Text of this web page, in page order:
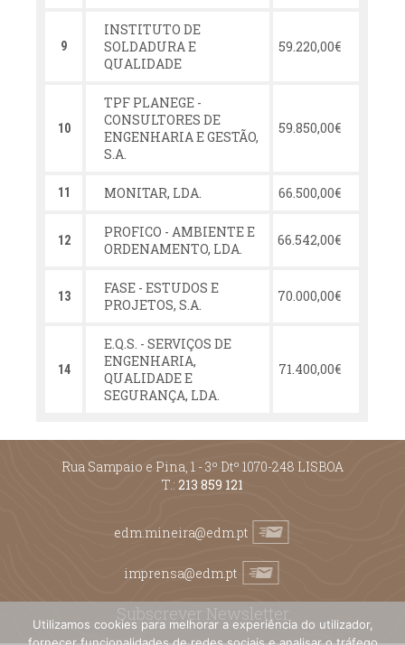
9
INSTITUTO DE
SOLDADURA E
QUALIDADE
59.220,00€
10
TPF PLANEGE -
CONSULTORES DE
ENGENHARIA E GESTÃO,
S.A.
59.850,00€
11 MONITAR, LDA. 66.500,00€
12
PROFICO - AMBIENTE E
ORDENAMENTO, LDA.
66.542,00€
13
FASE - ESTUDOS E
PROJETOS, S.A.
70.000,00€
14
E.Q.S. - SERVIÇOS DE
ENGENHARIA,
QUALIDADE E
SEGURANÇA, LDA.
71.400,00€
Rua Sampaio e Pina, 1 - 3º Dtº 1070-248 LISBOA
T.: 213 859 121
edm.mineira@edm.pt
imprensa@edm.pt
Subscrever Newsletter
Utilizamos cookies para melhorar a experiência do utilizador,